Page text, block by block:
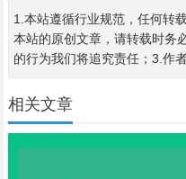
1.本站遵循行业规范，任何转
本站的原创文章，请转载时务
的行为我们将追究责任；3.作
相关文章